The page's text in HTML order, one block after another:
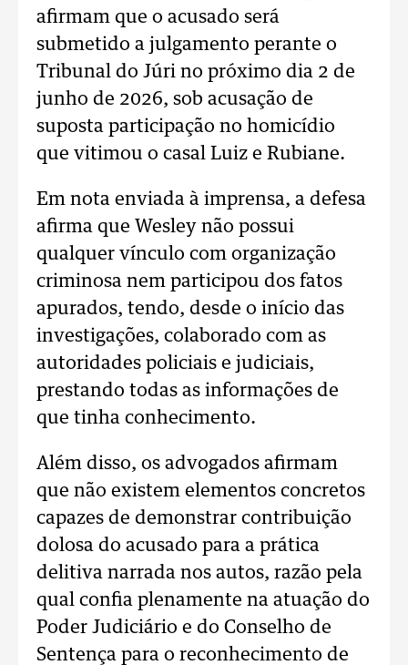
afirmam que o acusado será
submetido a julgamento perante o
Tribunal do Júri no próximo dia 2 de
junho de 2026, sob acusação de
suposta participação no homicídio
que vitimou o casal Luiz e Rubiane.
Em nota enviada à imprensa, a defesa
afirma que Wesley não possui
qualquer vínculo com organização
criminosa nem participou dos fatos
apurados, tendo, desde o início das
investigações, colaborado com as
autoridades policiais e judiciais,
prestando todas as informações de
que tinha conhecimento.
Além disso, os advogados afirmam
que não existem elementos concretos
capazes de demonstrar contribuição
dolosa do acusado para a prática
delitiva narrada nos autos, razão pela
qual confia plenamente na atuação do
Poder Judiciário e do Conselho de
Sentença para o reconhecimento de